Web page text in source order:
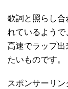
歌詞と照らし合
れているよう
高速でラップ出
たいものです。
スポンサーリン